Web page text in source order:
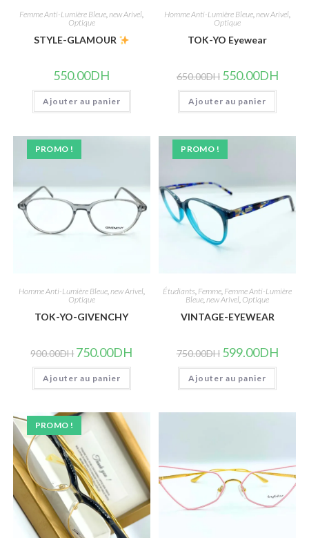
Femme Anti-Lumière Bleue,new Arivel,
Optique
STYLE-GLAMOUR
550.00DH
Ajouter au panier
Homme Anti-Lumière Bleue,new Arivel,
Optique
TOK-YO Eyewear
650.00DH Le
prix
initial
était :
650.00DH.
550.00DHLe
prix
Ajouter au panier
PROMO !
Homme Anti-Lumière Bleue, new Arivel,
Optique
TOK-YO-GIVENCHY
900.00DH Le
prix
initial
était :
900.00DH.
750.00DH
Ajouter au panier
PROMO !
Étudiants Femme Femme Anti-Lumière
Bleue ,new Arivel Optique
VINTAGE-EYEWEAR
750.00DH Le
prix
initial
était :
750.00DH.
599.00DHLe
prix
Ajouter au panier
PROMO !